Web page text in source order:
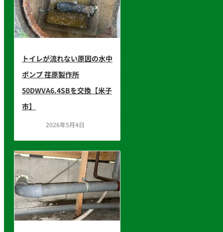
トイレが流れない原因の水中
ポンプ 荏原製作所
50DWVA6.4SBを交換【米子
市】
2026年5月4日